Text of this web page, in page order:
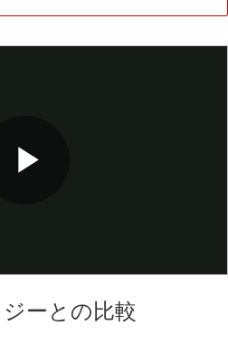
Video
ーとの比較